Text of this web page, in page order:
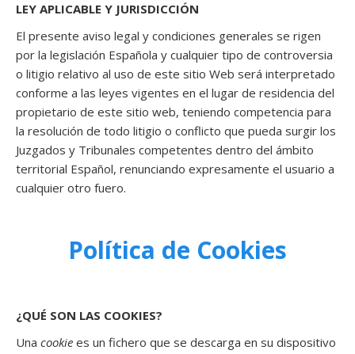
LEY APLICABLE Y JURISDICCIÓN
El presente aviso legal y condiciones generales se rigen
por la legislación Española y cualquier tipo de controversia
o litigio relativo al uso de este sitio Web será interpretado
conforme a las leyes vigentes en el lugar de residencia del
propietario de este sitio web, teniendo competencia para
la resolución de todo litigio o conflicto que pueda surgir los
Juzgados y Tribunales competentes dentro del ámbito
territorial Español, renunciando expresamente el usuario a
cualquier otro fuero.
Política de Cookies
¿QUÉ SON LAS COOKIES?
Una cookie es un fichero que se descarga en su dispositivo